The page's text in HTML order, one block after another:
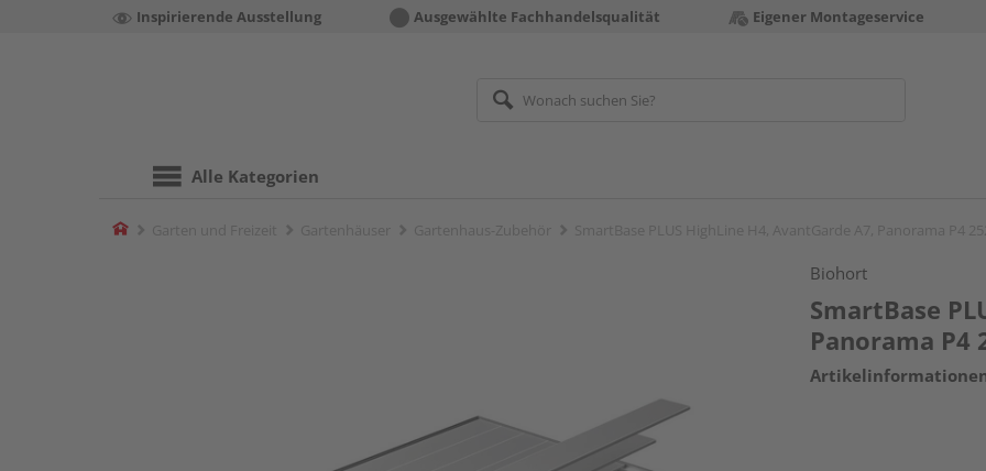
Inspirierende Ausstellung Ausgewählte Fachhandelsqualität Eigener Montageservice
Alle Kategorien
Home
Biohort
SmartBase
Panorama P4